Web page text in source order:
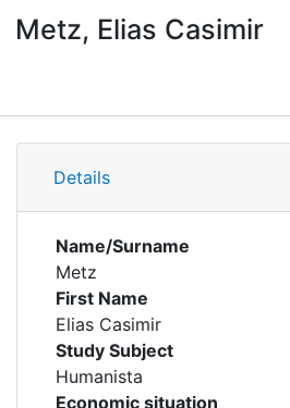
Metz, Elias Casimir
Details
Details
Name/Surname
Metz
First Name
Elias Casimir
Study Subject
Humanista
Economic situation